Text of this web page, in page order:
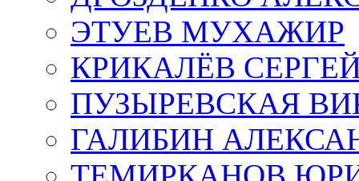
ЭТУЕВ МУХАЖИР
КРИКАЛЁВ
ПУЗЫРЕВСКАЯ
ГАЛИБИН